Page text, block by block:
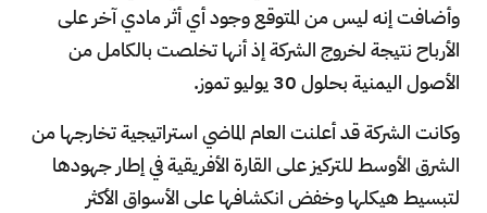
وأضافت إنه ليس من المتوقع وجود أي أثر مادي آخر على
الأرباح نتيجة لخروج الشركة إذ أنها تخلصت بالكامل من
الأصول اليمنية بحلول 30 يوليو تموز.
وكانت الشركة قد أعلنت العام الماضي استراتيجية تخارجها من
الشرق الأوسط للتركيز على القارة الأفريقية في إطار جهودها
لتبسيط هيكلها وخفض انكشافها على الأسواق الأكثر